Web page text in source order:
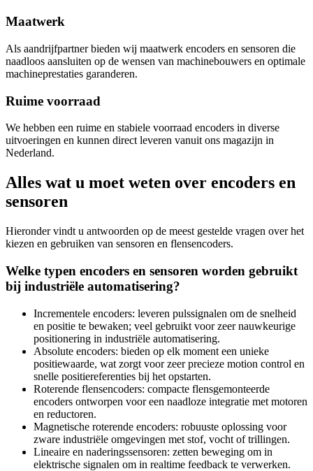
Maatwerk
Als aandrijfpartner bieden wij maatwerk encoders en sensoren die
naadloos aansluiten op de wensen van machinebouwers en optimale
machineprestaties garanderen.
Ruime voorraad
We hebben een ruime en stabiele voorraad encoders in diverse
uitvoeringen en kunnen direct leveren vanuit ons magazijn in
Nederland.
Alles wat u moet weten over encoders en
sensoren
Hieronder vindt u antwoorden op de meest gestelde vragen over het
kiezen en gebruiken van sensoren en flensencoders.
Welke typen encoders en sensoren worden gebruikt
bij industriële automatisering?
Incrementele encoders: leveren pulssignalen om de snelheid
en positie te bewaken; veel gebruikt voor zeer nauwkeurige
positionering in industriële automatisering.
Absolute encoders: bieden op elk moment een unieke
positiewaarde, wat zorgt voor zeer precieze motion control en
snelle positiereferenties bij het opstarten.
Roterende flensencoders: compacte flensgemonteerde
encoders ontworpen voor een naadloze integratie met motoren
en reductoren.
Magnetische roterende encoders: robuuste oplossing voor
zware industriële omgevingen met stof, vocht of trillingen.
Lineaire en naderingssensoren: zetten beweging om in
elektrische signalen om in realtime feedback te verwerken.